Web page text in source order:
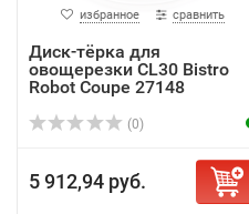
избранное сравнить
Диск-тёрка для
овощерезки CL30 Bistro
Robot Coupe 27148
(0)
5 912,94 руб.